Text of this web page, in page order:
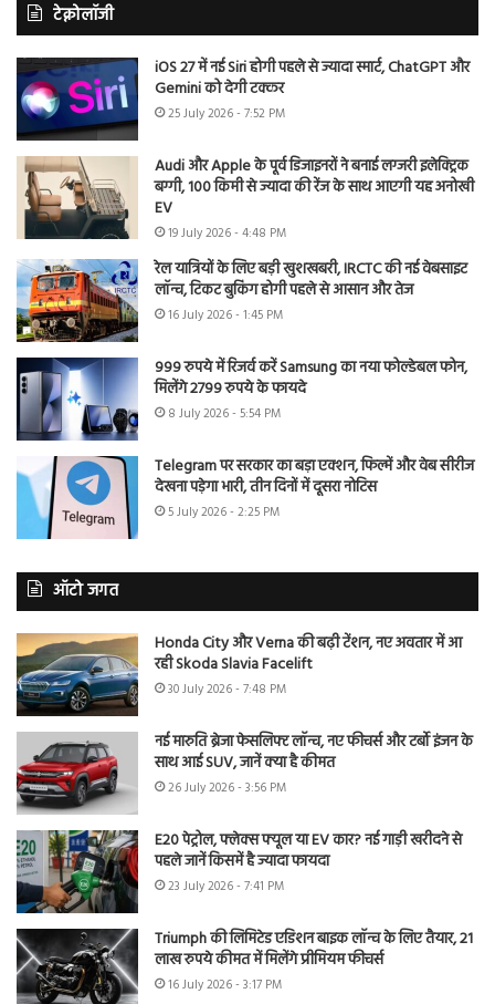
टेक्नोलॉजी
iOS 27 में नई Siri होगी पहले से ज्यादा स्मार्ट, ChatGPT और
Gemini को देगी टक्कर
25 July 2026 - 7:52 PM
Audi और Apple के पूर्व डिजाइनरों ने बनाई लग्जरी इलेक्ट्रिक
बग्गी, 100 किमी से ज्यादा की रेंज के साथ आएगी यह अनोखी
EV
19 July 2026 - 4:48 PM
रेल यात्रियों के लिए बड़ी खुशखबरी, IRCTC की नई वेबसाइट
लॉन्च, टिकट बुकिंग होगी पहले से आसान और तेज
16 July 2026 - 1:45 PM
999 रुपये में रिजर्व करें Samsung का नया फोल्डेबल फोन,
मिलेंगे 2799 रुपये के फायदे
8 July 2026 - 5:54 PM
Telegram पर सरकार का बड़ा एक्शन, फिल्में और वेब सीरीज
देखना पड़ेगा भारी, तीन दिनों में दूसरा नोटिस
5 July 2026 - 2:25 PM
ऑटो जगत
Honda City और Verna की बढ़ी टेंशन, नए अवतार में आ
रही Skoda Slavia Facelift
30 July 2026 - 7:48 PM
नई मारुति ब्रेजा फेसलिफ्ट लॉन्च, नए फीचर्स और टर्बो इंजन के
साथ आई SUV, जानें क्या है कीमत
26 July 2026 - 3:56 PM
E20 पेट्रोल, फ्लेक्स फ्यूल या EV कार? नई गाड़ी खरीदने से
पहले जानें किसमें है ज्यादा फायदा
23 July 2026 - 7:41 PM
Triumph की लिमिटेड एडिशन बाइक लॉन्च के लिए तैयार, 21
लाख रुपये कीमत में मिलेंगे प्रीमियम फीचर्स
16 July 2026 - 3:17 PM